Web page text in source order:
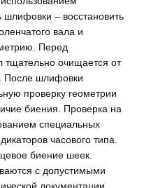
– восстановить
вала и
Перед
очищается от
После шлифовки
проверку геометрии
биения. Проверка на
специальных
часового типа.
биение шеек.
с допустимыми